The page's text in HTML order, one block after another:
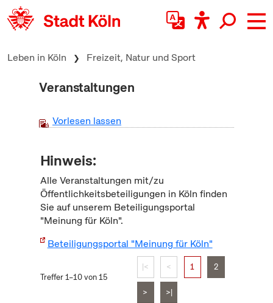
zum Inhalt springen
Leben in Köln Freizeit, Natur und Sport
Veranstaltungen
Vorlesen lassen
Hinweis:
Alle Veranstaltungen mit/zu
Öffentlichkeitsbeteiligungen in Köln finden
Sie auf unserem Beteiligungsportal
"Meinung für Köln".
Beteiligungsportal "Meinung für Köln"
Treffer 1–10 von 15
|< < 1 2
> >|